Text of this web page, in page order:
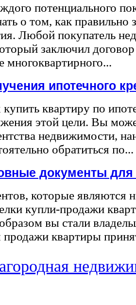
потенциального
о том, как правильно
Любой покупатель
заключил
многоквартирного...
ипотечного
квартиру по
этой цели. Вы
недвижимости,
обратиться по...
документы
которые являются
купли-продажи
вы стали
квартиры